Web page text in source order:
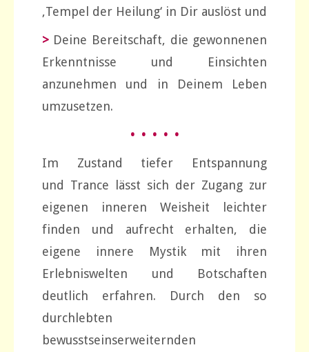
‚Tempel der Heilung‘ in Dir auslöst und
>Deine Bereitschaft, die gewonnenen
Erkenntnisse und Einsichten
anzunehmen und in Deinem Leben
umzusetzen.
• • • • •
Im Zustand tiefer Entspannung
und Trance lässt sich der Zugang zur
eigenen inneren Weisheit leichter
finden und aufrecht erhalten, die
eigene innere Mystik mit ihren
Erlebniswelten und Botschaften
deutlich erfahren. Durch den so
durchlebten
bewusstseinserweiternden